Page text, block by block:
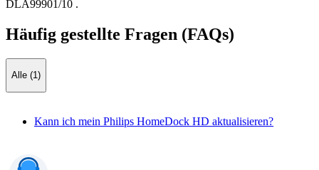
DLA99901/10 .
Häufig gestellte Fragen (FAQs)
Alle (1)
Kann ich mein Philips HomeDock HD aktualisieren?